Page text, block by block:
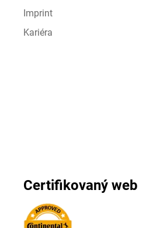
Imprint
Kariéra
Certifikovaný web